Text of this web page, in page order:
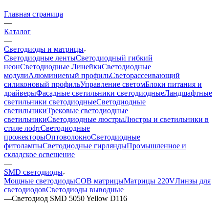
Главная страница
—
Каталог
—
Светодиоды и матрицы
Светодиодные лентыСветодиодный гибкий
неонСветодиодные ЛинейкиСветодиодные
модулиАлюминиевый профильСветорассеивающий
силиконовый профильУправление светомБлоки питания и
драйверыФасадные светильники светодиодныеЛандшафтные
светильники светодиодныеСветодиодные
светильникиТрековые светодиодные
светильникиСветодиодные люстрыЛюстры и светильники в
стиле лофтСветодиодные
прожекторыОптоволокноСветодиодные
фитолампыСветодиодные гирляндыПромышленное и
складское освещение
—
SMD светодиоды
Мощные светодиодыCOB матрицыМатрицы 220VЛинзы для
светодиодовСветодиоды выводные
—Светодиод SMD 5050 Yellow D116